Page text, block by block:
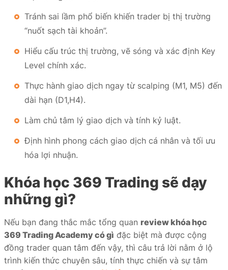
Tránh sai lầm phổ biến khiến trader bị thị trường
“nuốt sạch tài khoản”.
Hiểu cấu trúc thị trường, vẽ sóng và xác định Key
Level chính xác.
Thực hành giao dịch ngay từ scalping (M1, M5) đến
dài hạn (D1,H4).
Làm chủ tâm lý giao dịch và tính kỷ luật.
Định hình phong cách giao dịch cá nhân và tối ưu
hóa lợi nhuận.
Khóa học 369 Trading sẽ dạy
những gì?
Nếu bạn đang thắc mắc tổng quan review khóa học
369 Trading Academy có gì đặc biệt mà được cộng
đồng trader quan tâm đến vậy, thì câu trả lời nằm ở lộ
trình kiến thức chuyên sâu, tính thực chiến và sự tâm